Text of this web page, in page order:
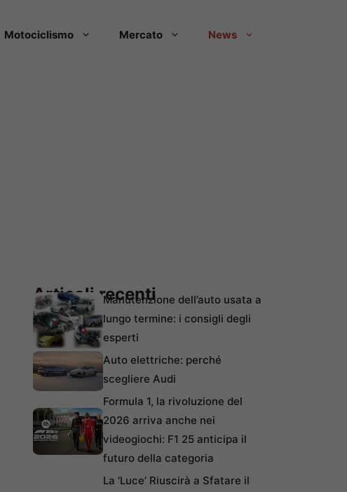
Motociclismo Mercato News
Articoli recentiManutenzione dell’auto usata a
lungo termine: i consigli degli
esperti
Auto elettriche: perché
scegliere Audi
Formula 1, la rivoluzione del
2026 arriva anche nei
videogiochi: F1 25 anticipa il
futuro della categoria
La ‘Luce’ Riuscirà a Sfatare il